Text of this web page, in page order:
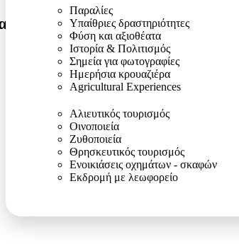
Παραλίες
Υπαίθριες δραστηριότητες
Φύση και αξιοθέατα
Ιστορία & Πολιτισμός
Σημεία για φωτογραφίες
Ημερήσια κρουαζιέρα
Agricultural Experiences
Αλιευτικός τουρισμός
Οινοποιεία
Ζυθοποιεία
Θρησκευτικός τουρισμός
Ενοικιάσεις οχημάτων - σκαφών
Εκδρομή με λεωφορείο
και πιάτα ελληνικής